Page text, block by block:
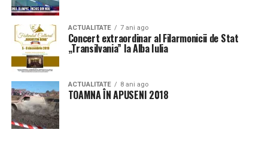
ACTUALITATE 7 ani ago
Concert extraordinar al Filarmonicii de Stat
„Transilvania” la Alba Iulia
ACTUALITATE 8 ani ago
TOAMNA ÎN APUSENI 2018